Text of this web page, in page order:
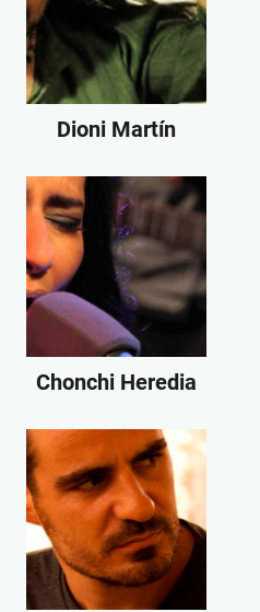
Dioni Martín
Chonchi Heredia